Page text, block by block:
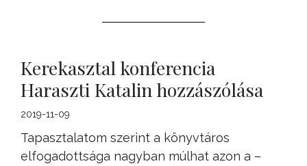
Kerekasztal konferencia
Haraszti Katalin hozzászólása
2019-11-09
Tapasztalatom szerint a könyvtáros
elfogadottsága nagyban múlhat azon a –